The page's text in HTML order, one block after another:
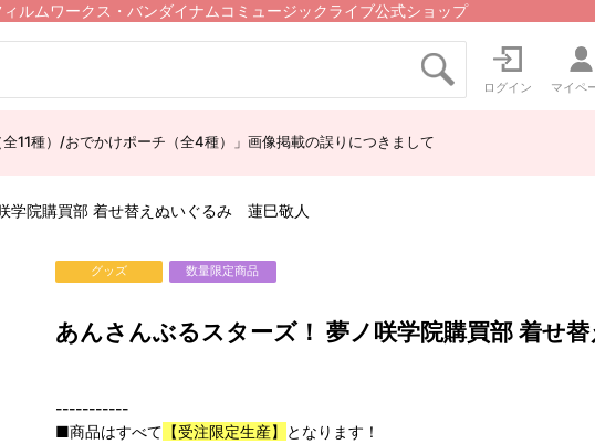
ルムワークス・バンダイナムコミュージックライブ公式ショップ
ログイン マイペ
11種）/おでかけポーチ（全4種）」画像掲載の誤りにつきまして
学院購買部 着せ替えぬいぐるみ 蓮巳敬人
グッズ 数量限定商品
あんさんぶるスターズ！ 夢ノ咲学院購買部 着せ
-----------
■商品はすべて 【受注限定生産】
となります！